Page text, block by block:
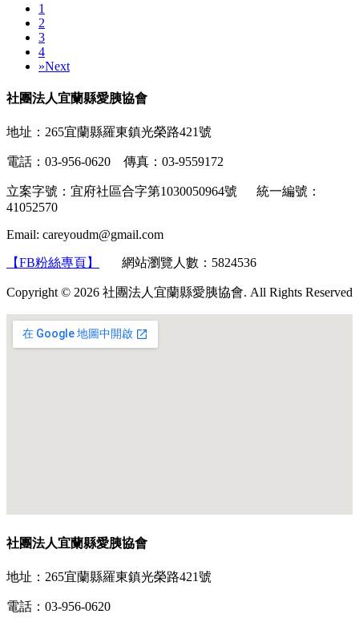
1
2
3
4
»Next
社團法人宜蘭縣愛胰協會
地址：265宜蘭縣羅東鎮光榮路421號
電話：03-956-0620 傳真：03-9559172
立案字號：宜府社區合字第1030050964號 統一編號：
41052570
Email: careyoudm@gmail.com
【FB粉絲專頁】 網站瀏覽人數：5824536
Copyright © 2026 社團法人宜蘭縣愛胰協會. All Rights Reserved
社團法人宜蘭縣愛胰協會
地址：265宜蘭縣羅東鎮光榮路421號
電話：03-956-0620